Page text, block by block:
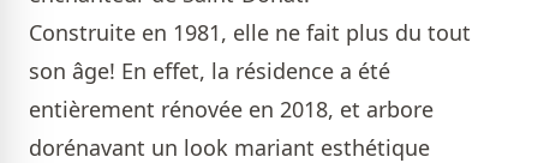
Construite en 1981, elle ne fait plus du tout
son âge! En effet, la résidence a été
entièrement rénovée en 2018, et arbore
dorénavant un look mariant esthétique